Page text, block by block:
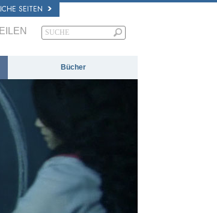
SEITEN
Bücher